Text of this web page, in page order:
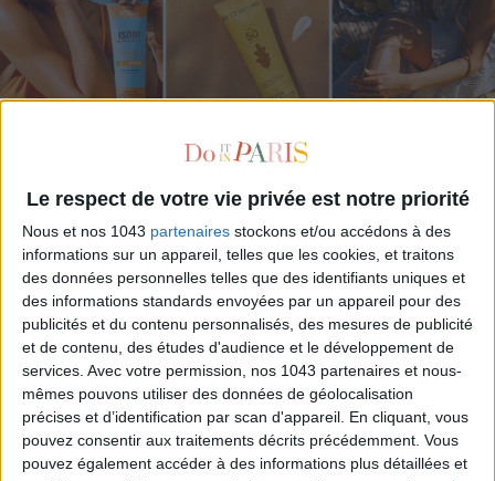
Le respect de votre vie privée est notre priorité
Nous et nos 1043 partenaires stockons et/ou accédons à des
informations sur un appareil, telles que les cookies, et traitons
des données personnelles telles que des identifiants uniques et
des informations standards envoyées par un appareil pour des
publicités et du contenu personnalisés, des mesures de publicité
et de contenu, des études d'audience et le développement de
services. Avec votre permission, nos 1043 partenaires et nous-
mêmes pouvons utiliser des données de géolocalisation
précises et d’identification par scan d'appareil. En cliquant, vous
pouvez consentir aux traitements décrits précédemment. Vous
pouvez également accéder à des informations plus détaillées et
SPF 50 SUNSCREENS YOU'LL ACTUALLY WANT TO SLATHER ON